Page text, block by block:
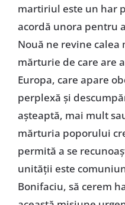
martiriul este un har
acordă unora pentru
Nouă ne revine
mărturie de care are
Europa, care apare
perplexă şi
aşteaptă, mai mult
mărturia poporului
permită a se
unităţii este
Bonifaciu, să cerem